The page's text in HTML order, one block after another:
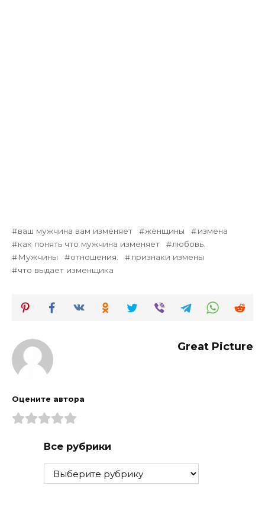
ваш мужчина вам изменяет женщины
измена
как понять что мужчина изменяет
любовь.
Мужчины
отношения.
признаки измены
что выдает изменщика
Great Picture
Оцените автора
Все рубрики
Все
рубрики